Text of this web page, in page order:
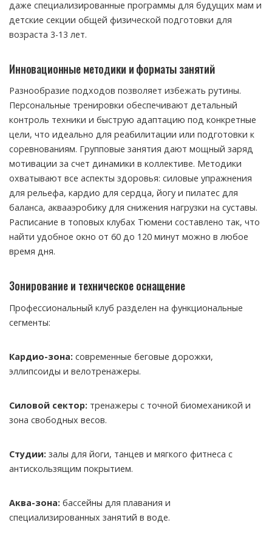
даже специализированные программы для будущих мам и
детские секции общей физической подготовки для
возраста 3-13 лет.
Инновационные методики и форматы занятий
Разнообразие подходов позволяет избежать рутины.
Персональные тренировки обеспечивают детальный
контроль техники и быструю адаптацию под конкретные
цели, что идеально для реабилитации или подготовки к
соревнованиям. Групповые занятия дают мощный заряд
мотивации за счет динамики в коллективе. Методики
охватывают все аспекты здоровья: силовые упражнения
для рельефа, кардио для сердца, йогу и пилатес для
баланса, аквааэробику для снижения нагрузки на суставы.
Расписание в топовых клубах Тюмени составлено так, что
найти удобное окно от 60 до 120 минут можно в любое
время дня.
Зонирование и техническое оснащение
Профессиональный клуб разделен на функциональные
сегменты:
Кардио-зона: современные беговые дорожки,
эллипсоиды и велотренажеры.
Силовой сектор: тренажеры с точной биомеханикой и
зона свободных весов.
Студии: залы для йоги, танцев и мягкого фитнеса с
антискользящим покрытием.
Аква-зона: бассейны для плавания и
специализированных занятий в воде.